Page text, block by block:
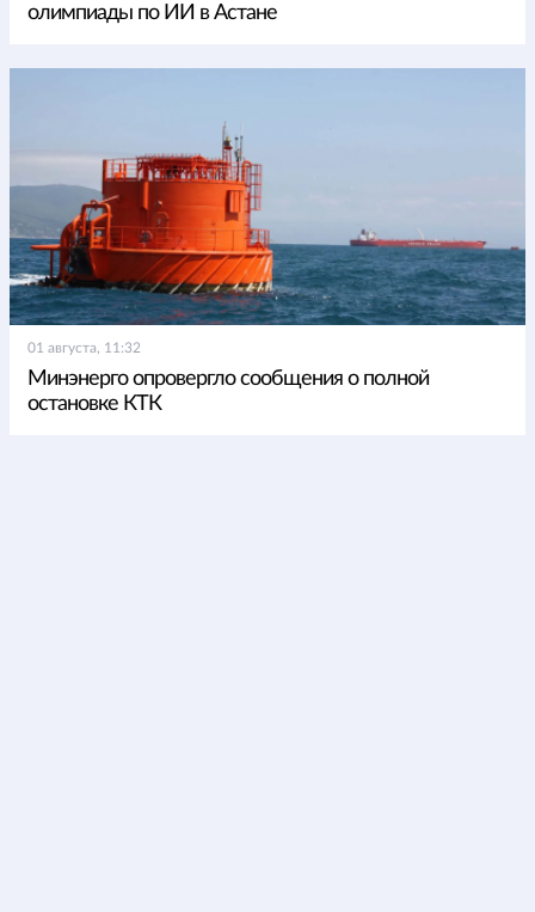
олимпиады по ИИ в Астане
01 августа, 11:32
Минэнерго опровергло сообщения о полной
остановке КТК